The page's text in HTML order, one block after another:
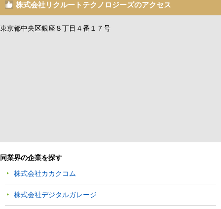
株式会社リクルートテクノロジーズのアクセス
東京都中央区銀座８丁目４番１７号
同業界の企業を探す
株式会社カカクコム
株式会社デジタルガレージ